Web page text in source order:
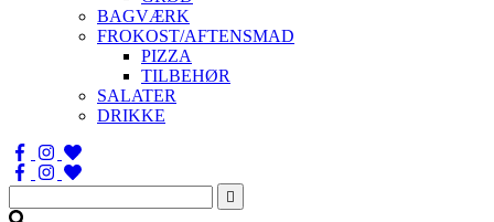
BAGVÆRK
FROKOST/AFTENSMAD
PIZZA
TILBEHØR
SALATER
DRIKKE
Søg
efter: